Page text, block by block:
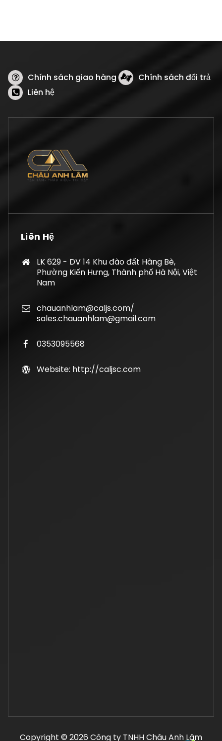
Chính sách giao hàng
Chính sách đổi trả
Liên hệ
Liên Hệ
LK 629 - DV 14 Khu đào đất Hàng Bè,
Phường Kiến Hưng, Thành phố Hà Nội, Việt
Nam
chauanhlam@caljs.com/
sales.chauanhlam@gmail.com
0353095568
Website: http://caljsc.com
Copyright © 2026 Công ty TNHH Châu Anh Lâm